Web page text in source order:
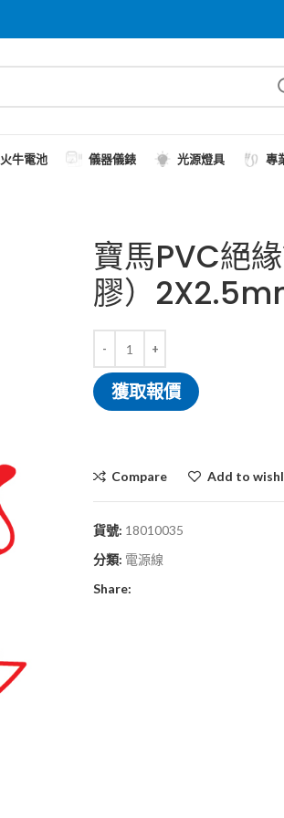
火牛電池 儀器儀錶 光源燈具 專
寶馬PVC絕
膠）
獲取報價
Compare Add to
貨號: 18010035
分類: 電源線
Share: